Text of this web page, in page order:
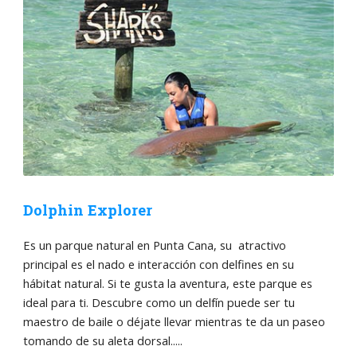
Dolphin Explorer
Es un parque natural en Punta Cana, su atractivo
principal es el nado e interacción con delfines en su
hábitat natural. Si te gusta la aventura, este parque es
ideal para ti. Descubre como un delfín puede ser tu
maestro de baile o déjate llevar mientras te da un paseo
tomando de su aleta dorsal.....